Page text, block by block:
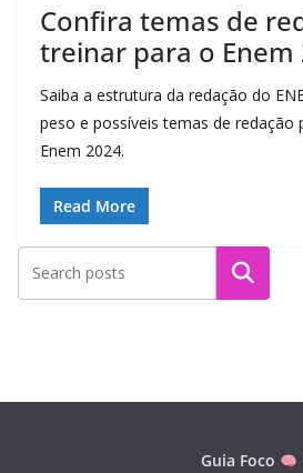
Confira temas de
treinar para o Enem
Saiba a estrutura da redação do
peso e possíveis temas de redação
Enem 2024.
Read More
Pesquisar
Guia Foco